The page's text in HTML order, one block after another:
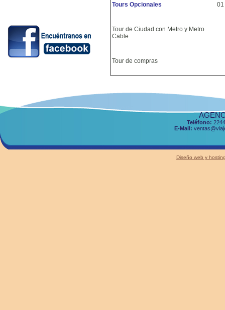
Tours Opcionales 01
Tour de Ciudad con Metro y Metro
Cable
Tour de compras
Teléfono:
E-Mail:
Diseño web y